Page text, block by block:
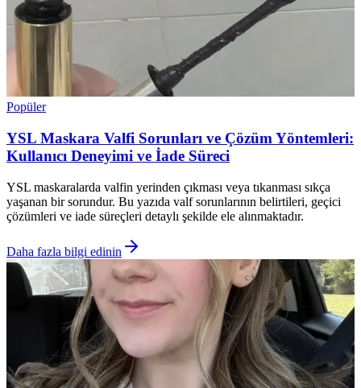
Popüler
YSL Maskara Valfi Sorunları ve Çözüm Yöntemleri:
Kullanıcı Deneyimi ve İade Süreci
YSL maskaralarda valfin yerinden çıkması veya tıkanması sıkça
yaşanan bir sorundur. Bu yazıda valf sorunlarının belirtileri, geçici
çözümleri ve iade süreçleri detaylı şekilde ele alınmaktadır.
Daha fazla bilgi edinin